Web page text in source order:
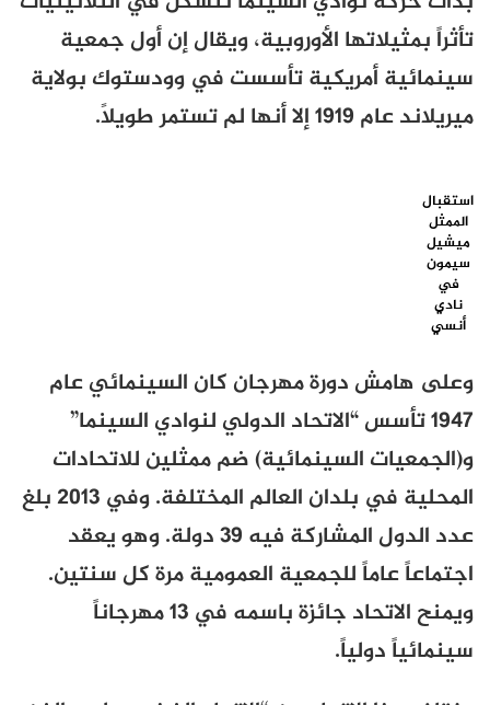
تأثراً بمثيلاتها الأوروبية، ويقال إن أول جمعية
سينمائية أمريكية تأسست في وودستوك بولاية
ميريلاند عام 1919 إلا أنها لم تستمر طويلاً.
استقبال
الممثل
ميشيل
سيمون
في
نادي
أنسي
وعلى هامش دورة مهرجان كان السينمائي عام
1947 تأسس “الاتحاد الدولي لنوادي السينما”
و(الجمعيات السينمائية) ضم ممثلين للاتحادات
المحلية في بلدان العالم المختلفة. وفي 2013 بلغ
عدد الدول المشاركة فيه 39 دولة. وهو يعقد
اجتماعاً عاماً للجمعية العمومية مرة كل سنتين.
ويمنح الاتحاد جائزة باسمه في 13 مهرجاناً
سينمائياً دولياً.